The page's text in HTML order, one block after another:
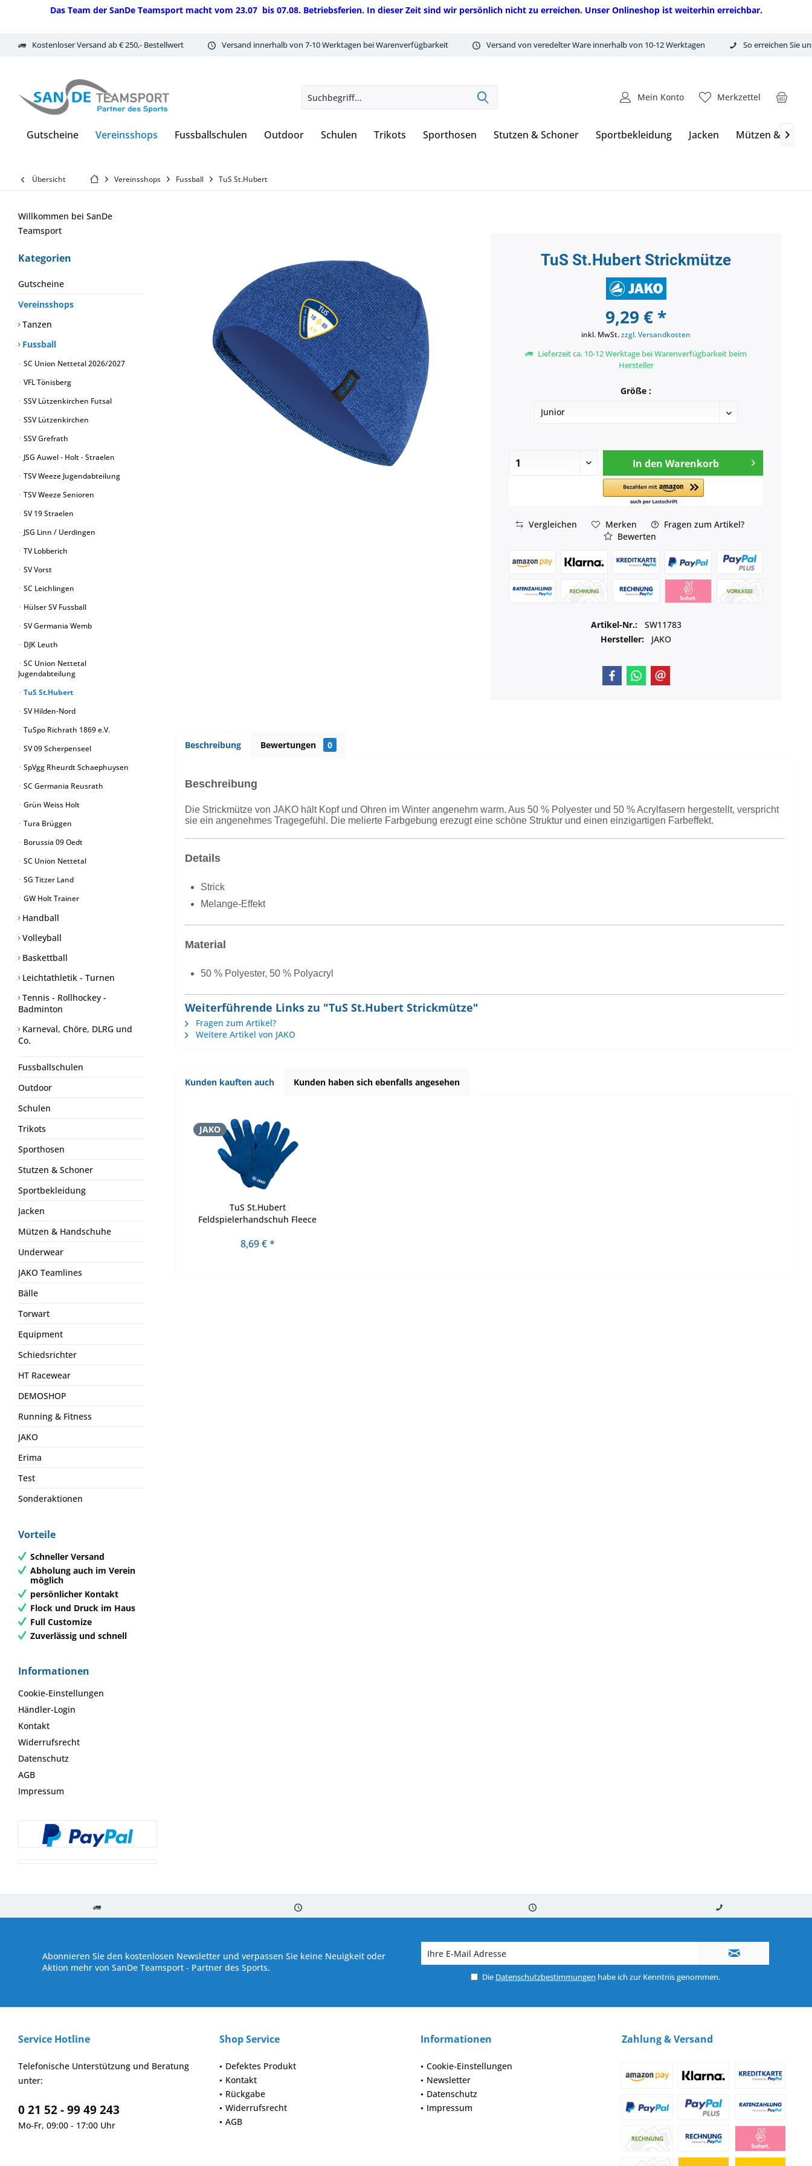
Das Team der SanDe Teamsport macht vom 23.07 bis 07.08. Betriebsferien. In dieser Zeit sind wir persönlich nicht zu erreichen. Unser Onlineshop ist weiterhin erreichbar.
Kostenloser Versand ab € 250,- Bestellwert Versand innerhalb von 7-10 Werktagen bei Warenverfügbarkeit Versand von veredelter Ware innerhalb von 10-12 Werktagen So erreichen Sie
Merkzettel
Mein Konto
Gutscheine Vereinsshops Fussballschulen Outdoor Schulen Trikots Sporthosen Stutzen & Schoner Sportbekleidung Jacken Mützen & 
Übersicht Vereinsshops Fussball TuS St.Hubert
Willkommen bei SanDe
Teamsport
Kategorien
Gutscheine
Vereinsshops
Tanzen
Fussball
SC Union Nettetal 2026/2027
VFL Tönisberg
SSV Lützenkirchen Futsal
SSV Lützenkirchen
SSV Grefrath
JSG Auwel - Holt - Straelen
TSV Weeze Jugendabteilung
TSV Weeze Senioren
SV 19 Straelen
JSG Linn / Uerdingen
TV Lobberich
SV Vorst
SC Leichlingen
Hülser SV Fussball
SV Germania Wemb
DJK Leuth
SC Union Nettetal
Jugendabteilung
TuS St.Hubert
SV Hilden-Nord
TuSpo Richrath 1869 e.V.
SV 09 Scherpenseel
SpVgg Rheurdt Schaephuysen
SC Germania Reusrath
Grün Weiss Holt
Tura Brüggen
Borussia 09 Oedt
SC Union Nettetal
SG Titzer Land
GW Holt Trainer
Handball
Volleyball
Baskettball
Leichtathletik - Turnen
Tennis - Rollhockey -
Badminton
Karneval, Chöre, DLRG und
Co.
Fussballschulen
Outdoor
Schulen
Trikots
Sporthosen
Stutzen & Schoner
Sportbekleidung
Jacken
Mützen & Handschuhe
Underwear
JAKO Teamlines
Bälle
Torwart
Equipment
Schiedsrichter
HT Racewear
DEMOSHOP
Running & Fitness
JAKO
Erima
Test
Sonderaktionen
Vorteile
Schneller Versand
Abholung auch im Verein
möglich
persönlicher Kontakt
Flock und Druck im Haus
Full Customize
Zuverlässig und schnell
Informationen
Cookie-Einstellungen
Händler-Login
Kontakt
Widerrufsrecht
Datenschutz
AGB
Impressum
TuS St.Hubert Strickmütze
9,29 € *
inkl. MwSt.zzgl. Versandkosten
Lieferzeit ca. 10-12 Werktage bei Warenverfügbarkeit beim
Hersteller
Größe :
In den Warenkorb
Vergleichen Merken
Fragen zum Artikel?
Bewerten
Artikel-Nr.:
SW11783
Hersteller:
JAKO
Beschreibung Bewertungen 0
Beschreibung
Die Strickmütze von JAKO hält Kopf und Ohren im Winter angenehm warm. Aus 50 % Polyester und 50 % Acrylfasern hergestellt, verspricht
sie ein angenehmes Tragegefühl. Die melierte Farbgebung erezugt eine schöne Struktur und einen einzigartigen Farbeffekt.
Details
Strick
Melange-Effekt
Material
50 % Polyester, 50 % Polyacryl
Weiterführende Links zu "TuS St.Hubert Strickmütze"
Fragen zum Artikel?
Weitere Artikel von JAKO
Kunden kauften auch Kunden haben sich ebenfalls angesehen
JAKO
TuS St.Hubert
Feldspielerhandschuh Fleece
8,69 € *
Abonnieren Sie den kostenlosen Newsletter und verpassen Sie keine Neuigkeit oder
Aktion mehr von SanDe Teamsport - Partner des Sports.
Die Datenschutzbestimmungen habe ich zur Kenntnis genommen.
Service Hotline
Telefonische Unterstützung und Beratung
unter:
0 21 52 - 99 49 243
Mo-Fr, 09:00 - 17:00 Uhr
Shop Service
Defektes Produkt
Kontakt
Rückgabe
Widerrufsrecht
AGB
Informationen
Cookie-Einstellungen
Newsletter
Datenschutz
Impressum
Zahlung & Versand